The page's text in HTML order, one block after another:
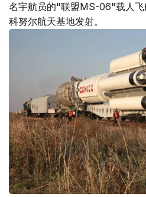
名宇航员的"联盟MS-06"载人飞
科努尔航天基地发射。